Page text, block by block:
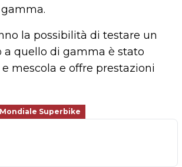
la possibilità di testare un
a quello di gamma è stato
mescola e offre prestazioni
Superbike